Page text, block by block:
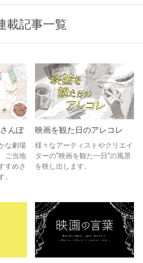
載記事一覧
んぽ
な劇場
ご当地
すめさ
。
映画を観た日のアレコレ
様々なアーティストやクリエイ
ターの“映画を観た一日”の風景
を映し出します。